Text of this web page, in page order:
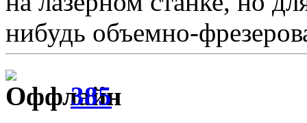
нибудь объемно-
385